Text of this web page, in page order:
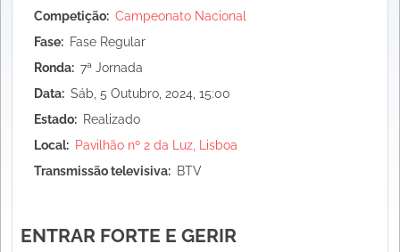
Competição
Campeonato Nacional
Fase
Fase Regular
Ronda
7ª Jornada
Data
Sáb, 5 Outubro, 2024, 15:00
Estado
Realizado
Local
Pavilhão nº 2 da Luz, Lisboa
Transmissão televisiva
BTV
ENTRAR FORTE E GERIR